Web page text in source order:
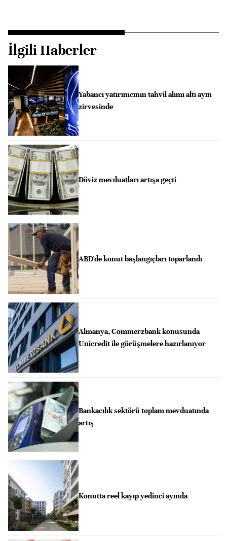
İlgili Haberler
Yabancı yatırımcının tahvil alımı altı ayın
zirvesinde
Döviz mevduatları artışa geçti
ABD'de konut başlangıçları toparlandı
Almanya, Commerzbank konusunda
Unicredit ile görüşmelere hazırlanıyor
Bankacılık sektörü toplam mevduatında
artış
Konutta reel kayıp yedinci ayında